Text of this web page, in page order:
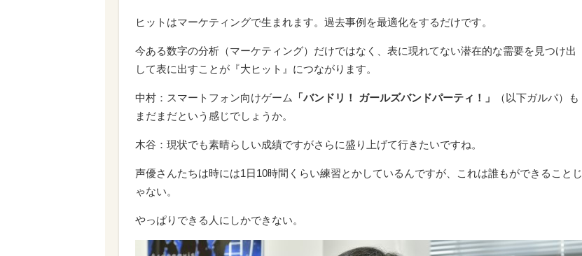
ヒットはマーケティングで生まれます。過去事例を最適化をするだけです。
今ある数字の分析（マーケティング）だけではなく、表に現れてない潜在的な需要を見つけ出
して表に出すことが『大ヒット』につながります。
中村：スマートフォン向けゲーム 「バンドリ！ ガールズバンドパーティ！」
（以下ガルパ）も
まだまだという感じでしょうか。
木谷：現状でも素晴らしい成績ですがさらに盛り上げて行きたいですね。
声優さんたちは時には1日10時間くらい練習とかしているんですが、これは誰もができることじ
ゃない。
やっぱりできる人にしかできない。